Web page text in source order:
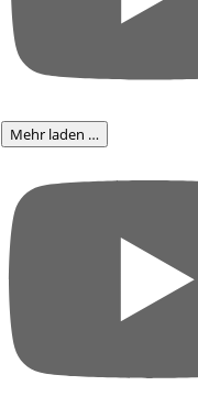
Mehr laden …